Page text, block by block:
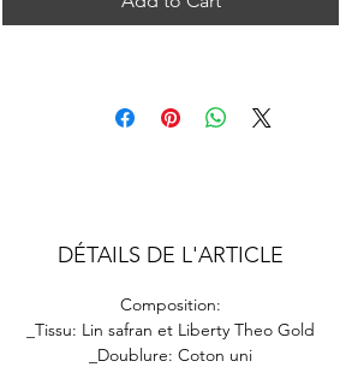
DÉTAILS DE L'ARTICLE
Composition:
_Tissu: Lin safran et Liberty Theo Gold
_Doublure: Coton uni